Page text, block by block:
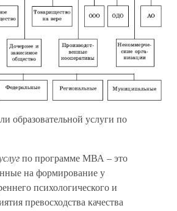
образовательной услуги по
по программе МВА – это
на формирование у
психологического и
превосходства качества